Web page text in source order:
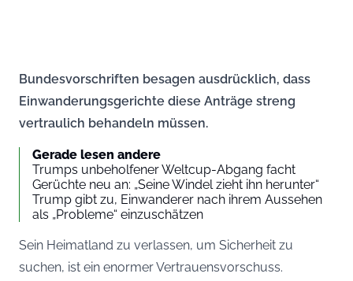
Bundesvorschriften besagen ausdrücklich, dass
Einwanderungsgerichte diese Anträge streng
vertraulich behandeln müssen.
Gerade lesen andere
Trumps unbeholfener Weltcup-Abgang facht
Gerüchte neu an: „Seine Windel zieht ihn herunter“
Trump gibt zu, Einwanderer nach ihrem Aussehen
als „Probleme“ einzuschätzen
Sein Heimatland zu verlassen, um Sicherheit zu
suchen, ist ein enormer Vertrauensvorschuss.